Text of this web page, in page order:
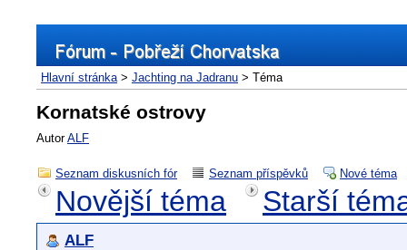
Hlavní stránka> Jachting na Jadranu > Téma
Kornatské ostrovy
AutorALF
Seznam diskusních fór Seznam příspěvků Nové téma
Novější téma Starší
ALF